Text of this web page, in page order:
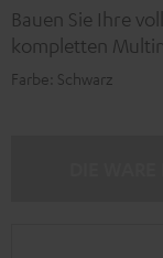
Bauen Sie Ihre
kompletten
Farbe: Schwarz